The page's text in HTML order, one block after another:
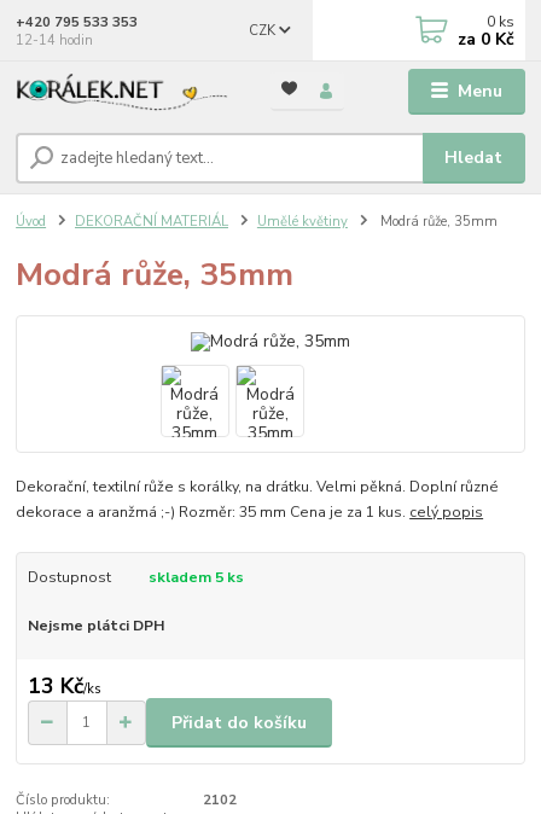
Menu
CZK
Hledat
+420 795 533 353
12-14 hodin
0 ks
za 0 Kč
Úvod DEKORAČNÍ MATERIÁL Umělé květiny Modrá růže, 35mm
Modrá růže, 35mm
Dekorační, textilní růže s korálky, na drátku. Velmi pěkná. Doplní různé
dekorace a aranžmá ;-) Rozměr: 35 mm Cena je za 1 kus. celý popis
Dostupnost skladem 5 ks
Nejsme plátci DPH
13 Kč/ks
Přidat do košíku
Číslo produktu:
2102